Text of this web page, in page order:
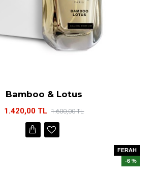
Bamboo & Lotus
1.420,00 TL 1.600,00 TL
FERAH
-6 %